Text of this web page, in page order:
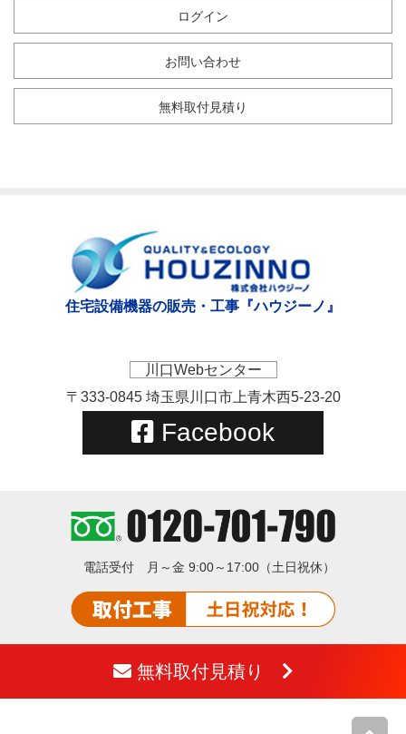
ログイン
お問い合わせ
無料取付見積り
住宅設備機器の販売・工事『ハウジーノ』
川口Webセンター
〒333-0845 埼玉県川口市上青木西5-23-20
Facebook
電話受付 月～金 9:00～17:00（土日祝休）
無料取付見積り